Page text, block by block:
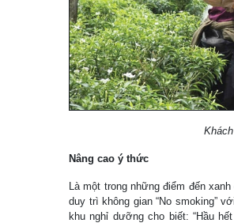
Nâng cao ý thức
Là một trong những điểm đến
duy trì không gian “No smoking”
khu nghỉ dưỡng cho biết: “Hầu